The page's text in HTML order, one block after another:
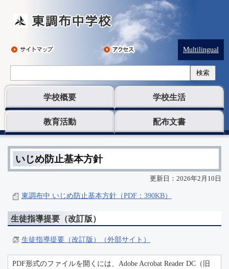
Multilingual
検索
学校概要 学校生活
教育活動 配布文書
いじめ防止基本方針
更新日：2026年2月10日
東調布中 いじめ防止基本方針（PDF：390KB）
生徒指導提要（改訂版）
生徒指導提要（改訂版）（外部サイト）
PDF形式のファイルを開くには、Adobe Acrobat Reader DC（旧